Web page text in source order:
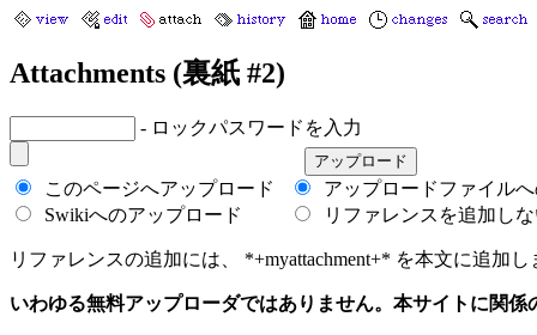
Attachments (裏紙 #2)
- ロックパスワードを入力
このページへアップロード
Swikiへのアップロード
アップロードファイル
リファレンスを追加し
リファレンスの追加には、 *+myattachment+* を本文に追加
いわゆる無料アップローダではありません。本サイトに関